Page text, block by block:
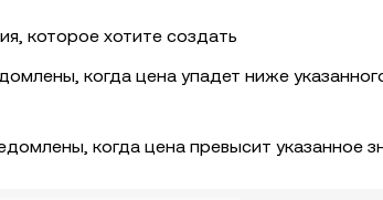
которое хотите создать
когда цена упадет ниже
когда цена превысит указанное